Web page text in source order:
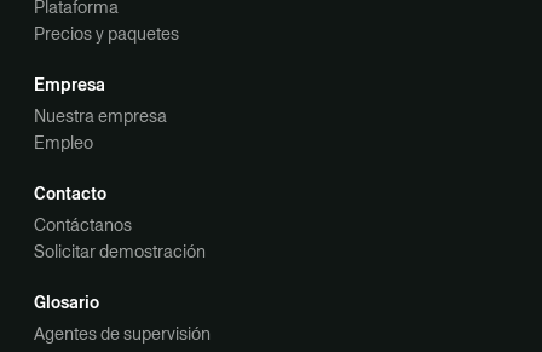
Plataforma
Precios y paquetes
Empresa
Nuestra empresa
Empleo
Contacto
Contáctanos
Solicitar demostración
Glosario
Agentes de supervisión